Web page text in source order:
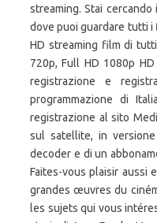
streaming. Stai
dove puoi guardare tutti
HD streaming film di
720p, Full HD 1080p
registrazione e
programmazione di
registrazione al sito
sul satellite, in
decoder e di un
Faites-vous plaisir aussi
grandes œuvres du
les sujets qui vous